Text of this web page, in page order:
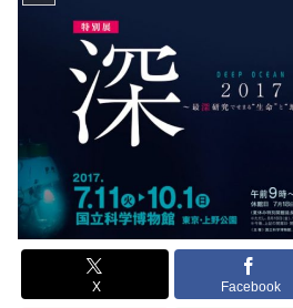
X Facebook